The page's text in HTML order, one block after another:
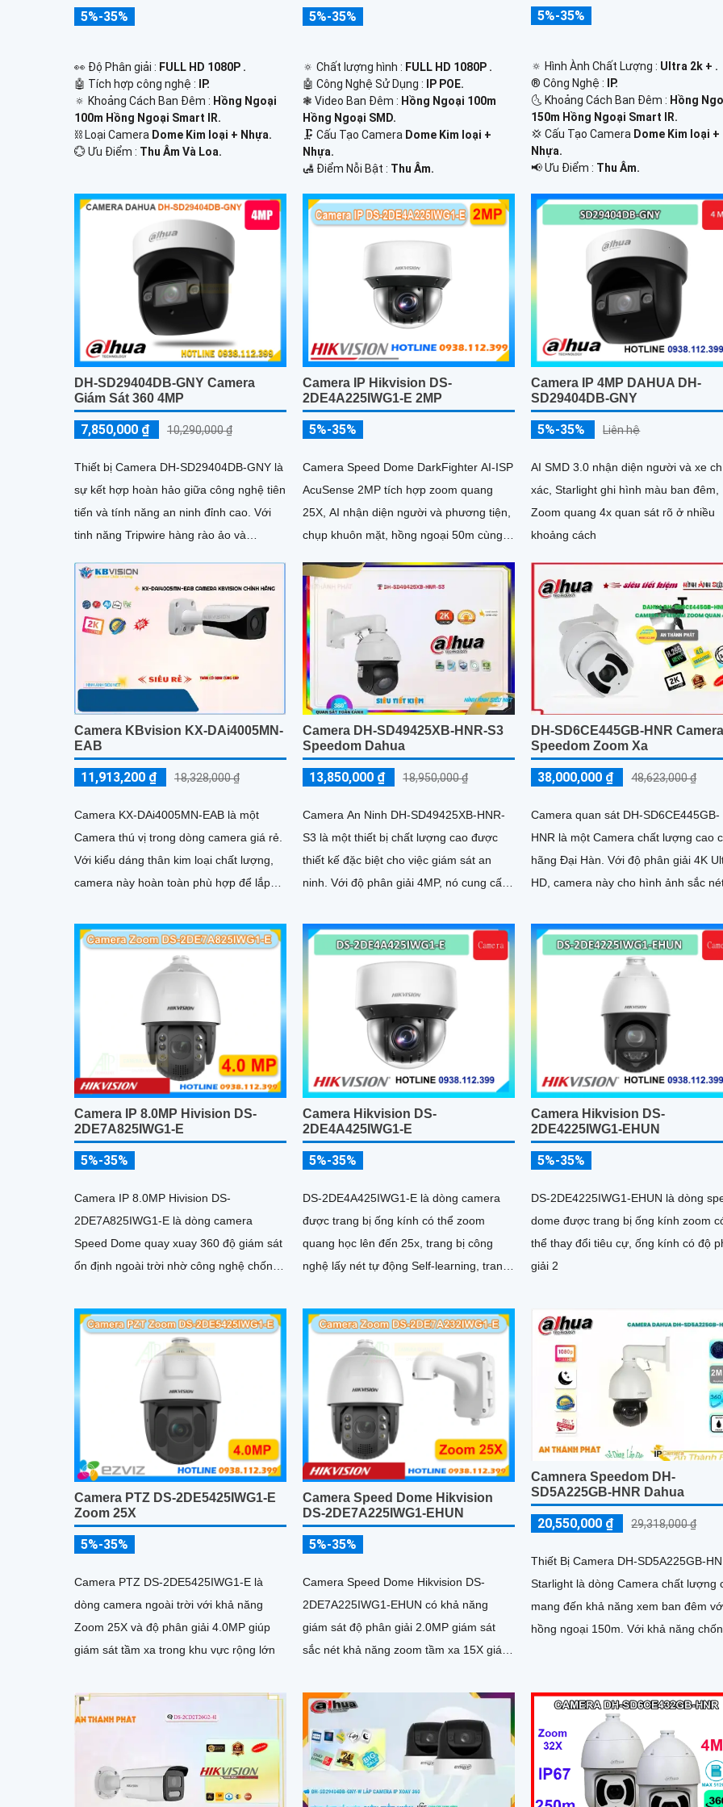
5%-35%
️👀 Độ Phân giải : FULL HD 1080P .
🤖️ Tích hợp công nghệ : IP.
🔅 Khoảng Cách Ban Đêm : Hồng Ngoại
100m Hồng Ngoại Smart IR.
⛓ Loại Camera Dome Kim loại + Nhựa.
️💮 Ưu Điểm : Thu Âm Và Loa.
5%-35%
🔅 Chất lượng hình : FULL HD 1080P .
🤖️ Công Nghệ Sử Dụng : IP POE.
❃ Video Ban Đêm : Hồng Ngoại 100m
Hồng Ngoại SMD.
🗜️ Cấu Tạo Camera Dome Kim loại +
Nhựa.
️🛃 Điểm Nỗi Bật : Thu Âm.
5%-35%
🔅 Hình Ành Chất Lượng : Ultra 2k + .
®️ Công Nghệ :
IP.
🌜 Khoảng Cách Ban Đêm : Hồng
150m Hồng Ngoại Smart IR.
💢 Cấu Tạo Camera Dome Kim loại +
Nhựa.
️📢 Ưu Điểm : Thu Âm.
DH-SD29404DB-GNY Camera
Giám Sát 360 4MP
7,850,000 ₫ 10,290,000 ₫
Thiết bị Camera DH-SD29404DB-GNY là
sự kết hợp hoàn hảo giữa công nghệ tiên
tiến và tính năng an ninh đỉnh cao. Với
tinh năng Tripwire hàng rào ảo và
Camera IP Hikvision DS-
2DE4A225IWG1-E 2MP
5%-35%
Camera Speed Dome DarkFighter AI-ISP
AcuSense 2MP tích hợp zoom quang
25X, AI nhận diện người và phương tiện,
chụp khuôn mặt, hồng ngoại 50m cùng
hệ thống giám sát chuyên nghiệp
Camera IP 4MP DAHUA DH-
SD29404DB-GNY
5%-35% Liên hệ
AI SMD 3.0 nhận diện người và xe
xác, Starlight ghi hình màu ban đêm,
Zoom quang 4x quan sát rõ ở nhiều
khoảng cách
Camera KBvision KX-DAi4005MN-
EAB
11,913,200 ₫ 18,328,000 ₫
Camera KX-DAi4005MN-EAB là một
Camera thú vị trong dòng camera giá rẻ.
Với kiểu dáng thân kim loại chất lượng,
camera này hoàn toàn phù hợp để lắp
Camera DH-SD49425XB-HNR-S3
Speedom Dahua
13,850,000 ₫ 18,950,000 ₫
Camera An Ninh DH-SD49425XB-HNR-
S3 là một thiết bị chất lượng cao được
thiết kế đặc biệt cho việc giám sát an
ninh. Với độ phân giải 4MP, nó cung cấp
DH-SD6CE445GB-HNR
Speedom Zoom Xa
38,000,000 ₫ 48,623,000 ₫
Camera quan sát DH-SD6CE445GB-
HNR là một Camera chất lượng cao
hãng Đại Hàn. Với độ phân giải 4K Ultra
HD, camera này cho hình ảnh sắc
Camera IP 8.0MP Hivision DS-
2DE7A825IWG1-E
5%-35%
Camera IP 8.0MP Hivision DS-
2DE7A825IWG1-E là dòng camera
Speed Dome quay xuay 360 độ giám sát
ổn định ngoài trời nhờ công nghệ chống
Camera Hikvision DS-
2DE4A425IWG1-E
5%-35%
DS-2DE4A425IWG1-E là dòng camera
được trang bị ống kính có thể zoom
quang học lên đến 25x, trang bị công
nghệ lấy nét tự động Self-learning, trang
hợp AcuSearch khi kết hợp chung với
đầu ghi hình, nhìn ban đêm bằng hồng
ngoại 50m
Camera Hikvision DS-
2DE4225IWG1-EHUN
5%-35%
DS-2DE4225IWG1-EHUN là dòng
dome được trang bị ống kính zoom
thể thay đổi tiêu cự, ống kính có độ
giải 2
Camera PTZ DS-2DE5425IWG1-E
Zoom 25X
5%-35%
Camera PTZ DS-2DE5425IWG1-E là
dòng camera ngoài trời với khả năng
Zoom 25X và độ phân giải 4.0MP giúp
giám sát tầm xa trong khu vực rộng lớn
Camera Speed Dome Hikvision
DS-2DE7A225IWG1-EHUN
5%-35%
Camera Speed Dome Hikvision DS-
2DE7A225IWG1-EHUN có khả năng
giám sát độ phân giải 2.0MP giám sát
sắc nét khả năng zoom tầm xa 15X giám
Camnera Speedom DH-
SD5A225GB-HNR Dahua
20,550,000 ₫ 29,318,000 ₫
Thiết Bị Camera DH-SD5A225GB-
Starlight là dòng Camera chất lượng
mang đến khả năng xem ban đêm
hồng ngoại 150m. Với khả năng chống
khăn